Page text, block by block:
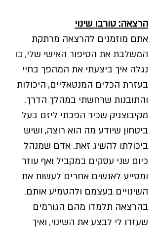
הרצאה: טורבו שינוי
אתם מוזמנים להרצאה מרתקת
המשלבת את הסיפור האישי שלי, בו
נגלה איך ביצעתי את המהפך בחיי
בעזרת הכלים המנטאליים, היכולות
והתובנות שרחשתי במהלך הדרך.
מקיבוצניק שכיר הפכתי ליזם בעל
ביטחון שיודע מה הוא רוצה, ושיש
ביכולתו להשיג זאת. אדם שמנהל
כיום שני עסקים במקביל ואף עוזר
ומסייע לאנשים אחרים לעשות את
השינויים בעצמם ולהטמיע אותם.
בהרצאה תלמדו מהם הגורמים
שעזרו לי לבצע את השינוי, ואיך